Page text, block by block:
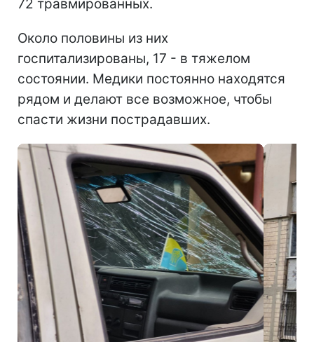
72 травмированных.
Около половины из них
госпитализированы, 17 - в тяжелом
состоянии. Медики постоянно находятся
рядом и делают все возможное, чтобы
спасти жизни пострадавших.